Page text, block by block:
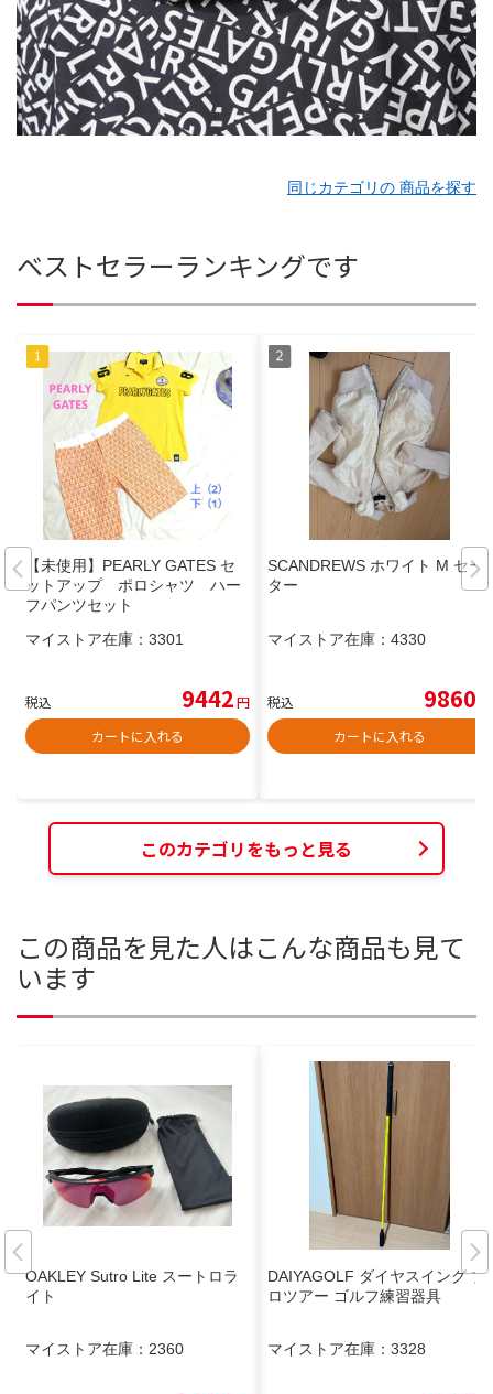
同じカテゴリの 商品を探す
ベストセラーランキングです
【未使用】PEARLY GATES セ
ットアップ ポロシャツ ハー
フパンツセット
マイストア在庫： 3301
税込 9442円
カートに入れる
SCANDREWS ホワイト M セー
ター
マイストア在庫： 4330
税込 9860
カートに入れる
このカテゴリをもっと見る
この商品を見た人はこんな商品も見て
います
OAKLEY Sutro Lite スートロラ
イト
マイストア在庫： 2360
DAIYAGOLF ダイヤスイング プ
ロツアー ゴルフ練習器具
マイストア在庫： 3328